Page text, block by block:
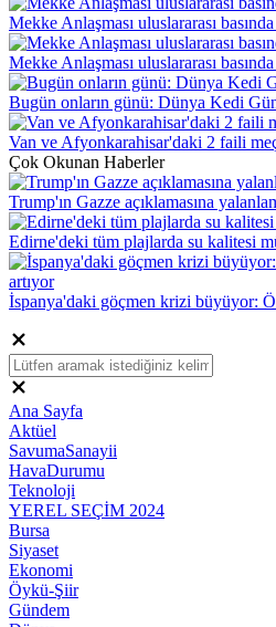
Mekke Anlaşması uluslararası
Mekke Anlaşması uluslararası
Bugün onların günü: Dünya Kedi
Van ve Afyonkarahisar'daki 2 faili
Çok Okunan Haberler
Trump'ın Gazze açıklamasına
Edirne'deki tüm plajlarda su kalitesi
İspanya'daki göçmen krizi büyüyor:
Ana Sayfa
Aktüel
SavumaSanayii
HavaDurumu
Teknoloji
YEREL SEÇİM 2024
Bursa
Siyaset
Ekonomi
Öykü-Şiir
Gündem